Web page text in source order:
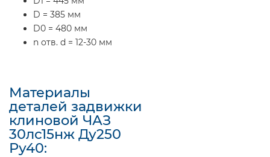
D = 385 мм
D0 = 480 мм
n отв. d = 12-30 мм
Материалы
деталей задвижки
клиновой ЧАЗ
30лс15нж Ду250
Ру40: